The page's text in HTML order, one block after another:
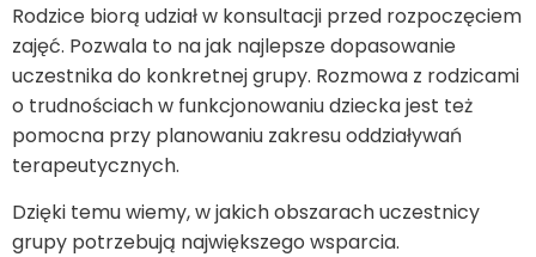
Rodzice biorą udział w konsultacji przed rozpoczęciem
zajęć. Pozwala to na jak najlepsze dopasowanie
uczestnika do konkretnej grupy. Rozmowa z rodzicami
o trudnościach w funkcjonowaniu dziecka jest też
pomocna przy planowaniu zakresu oddziaływań
terapeutycznych.
Dzięki temu wiemy, w jakich obszarach uczestnicy
grupy potrzebują największego wsparcia.